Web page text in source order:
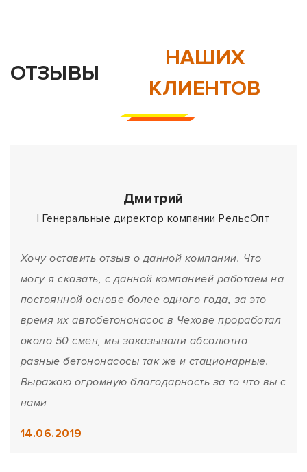
ОТЗЫВЫ
НАШИХ
КЛИЕНТОВ
Дмитрий
| Генеральные директор компании РельсОпт
Хочу оставить отзыв о данной компании. Что
могу я сказать, с данной компанией работаем на
постоянной основе более одного года, за это
время их автобетононасос в Чехове проработал
около 50 смен, мы заказывали абсолютно
разные бетононасосы так же и стационарные.
Выражаю огромную благодарность за то что вы с
нами
14.06.2019